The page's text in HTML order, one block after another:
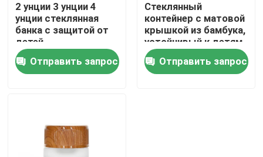
Свяжитесь мы
Новости
Стеклянные опарникы концентрата
2 унции 3 унции 4
унции стеклянная
банка с защитой от
детей
Отправить запрос
Стеклянный
контейнер с матовой
крышкой из бамбука,
устойчивый к детям,
косметический, 3
унцииОтправить запрос